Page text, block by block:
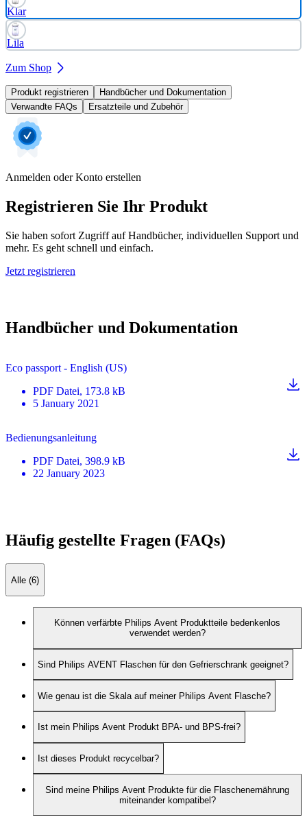
Klar
Lila
Zum Shop
Produkt registrieren
Handbücher und Dokumentation
Verwandte FAQs
Ersatzteile und Zubehör
Anmelden oder Konto erstellen
Registrieren Sie Ihr Produkt
Sie haben sofort Zugriff auf Handbücher, individuellen Support und
mehr. Es geht schnell und einfach.
Jetzt registrieren
Handbücher und Dokumentation
Eco passport - English (US)
PDF Datei, 173.8 kB
5 January 2021
Bedienungsanleitung
PDF Datei, 398.9 kB
22 January 2023
Häufig gestellte Fragen (FAQs)
Alle (6)
Können verfärbte Philips Avent Produktteile bedenkenlos
verwendet werden?
Sind Philips AVENT Flaschen für den Gefrierschrank geeignet?
Wie genau ist die Skala auf meiner Philips Avent Flasche?
Ist mein Philips Avent Produkt BPA- und BPS-frei?
Ist dieses Produkt recycelbar?
Sind meine Philips Avent Produkte für die Flaschenernährung
miteinander kompatibel?